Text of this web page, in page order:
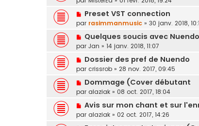
Preset VST connection
par rasimmanmusic » 30 janv. 2018,
Quelques soucis avec
par Jan » 14 janv. 2018, 11:07
Dossier des pref de Nuendo
par crissrob » 28 nov. 2017, 09:45
Dommage (Cover débutant
par alaziak » 08 oct. 2017, 18:04
Avis sur mon chant et sur
par alaziak » 02 oct. 2017, 14:26